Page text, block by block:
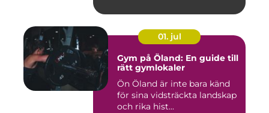
01. jul
Gym på Öland: En guide till
rätt gymlokaler
Ön Öland är inte bara känd
för sina vidsträckta landskap
och rika hist...